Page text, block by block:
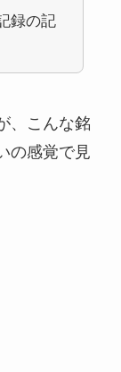
録の記
、こんな銘
の感覚で見